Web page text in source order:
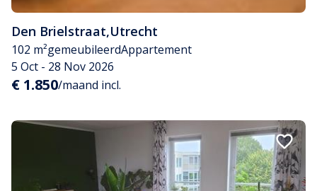
Den Brielstraat,Utrecht
102 m²gemeubileerdAppartement
5 Oct - 28 Nov 2026
€ 1.850/maand incl.